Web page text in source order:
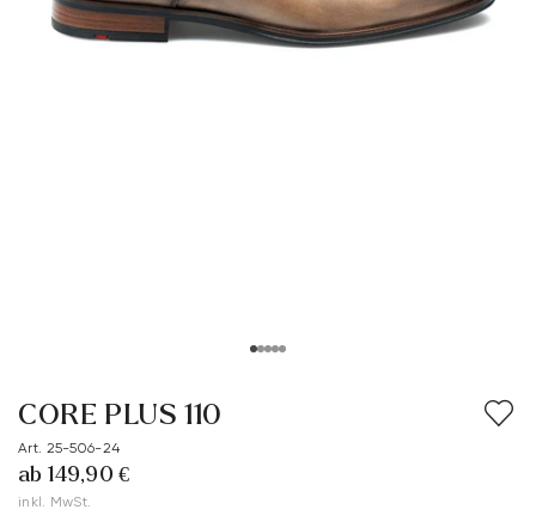
CORE PLUS 110
Art. 25-506-24
ab 149,90 €
inkl. MwSt.